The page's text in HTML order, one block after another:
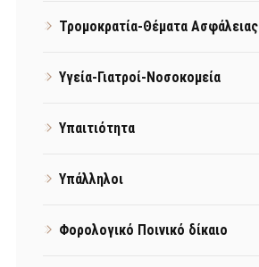
Τρομοκρατία-Θέματα Ασφάλειας
Υγεία-Γιατροί-Νοσοκομεία
Υπαιτιότητα
Υπάλληλοι
Φορολογικό Ποινικό δίκαιο